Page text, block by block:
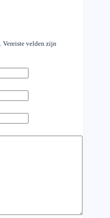
Vereiste velden zijn